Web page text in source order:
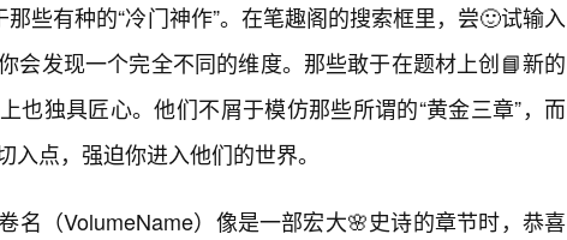
那些有种的“冷门神作”。在笔趣阁的搜索框里，尝🙂试输入
会发现一个完全不同的维度。那些敢于在题材上创📘新的
也独具匠心。他们不屑于模仿那些所谓的“黄金三章”，而
点，强迫你进入他们的世界。
名（VolumeName）像是一部宏大🌸史诗的章节时，恭喜